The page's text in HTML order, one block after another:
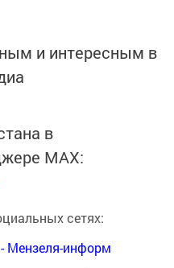
и интересным в
в
MАХ:
сетях:
Мензеля-информ